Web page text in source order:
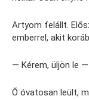
Artyom felállt.
emberrel, akit
— Kérem, üljön le
Ő óvatosan leült,